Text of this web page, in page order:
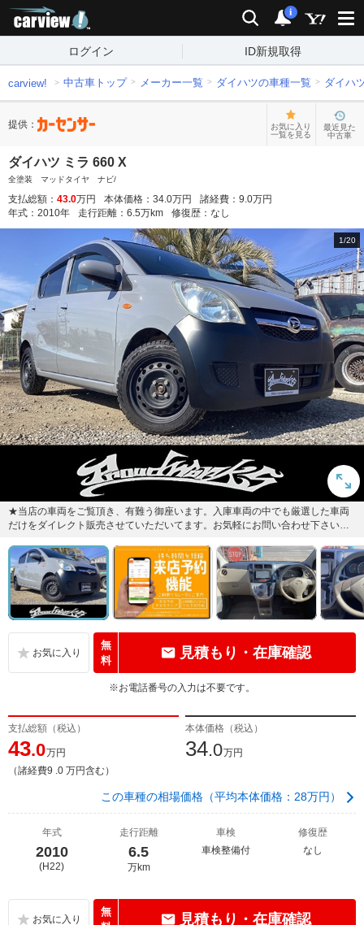
検索 通知
i
ログイン ID新規取得
carview! 中古車トップ メーカー一覧 ダイハツの車種一覧 ダイハ
提供：
お気に入り
一覧を見る
最近見た
中古車
ダイハツ ミラ 660 X
全塗装 マッドタイヤ ナビ/
支払総額： 43.0万円 本体価格： 34.0万円 諸経費： 9.0万円
年式： 2010年 走行距離： 6.5万km 修復歴： なし
1/20
★当店の車両をご覧頂き、有難う御座います。入庫車両の中でも厳選した車両
だけをダイレクト販売させていただいてます。お気軽にお問い合わせ下さい。
無
料
見積もり・在庫確認
※お電話番号の入力は不要です。
支払総額（税込）
43.0万円
（諸経費9 .0 万円含む）
本体価格（税込）
34.0万円
この車種の相場価格（平均本体価格：28万円）
年式
2010
(H22)
走行距離
6.5
万km
車検
車検整備付
修復歴
なし
無
見積もり・在庫確認